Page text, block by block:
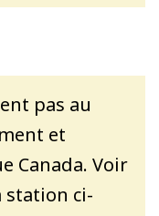
pas au
et
Canada. Voir
ci-